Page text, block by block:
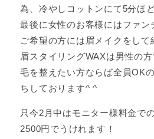
為、冷やしコットンにて5分ほ
最後に女性のお客様にはファン
ご希望の方には眉メイクをして
眉スタイリングWAXは男性の
毛を整えたい方ならば全員OK
ちしております^ ^
只今2月中はモニター様料金で
2500円でうけれます！